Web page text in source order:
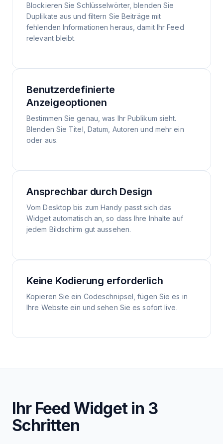
Blockieren Sie Schlüsselwörter, blenden Sie
Duplikate aus und filtern Sie Beiträge mit
fehlenden Informationen heraus, damit Ihr Feed
relevant bleibt.
Benutzerdefinierte
Anzeigeoptionen
Bestimmen Sie genau, was Ihr Publikum sieht.
Blenden Sie Titel, Datum, Autoren und mehr ein
oder aus.
Ansprechbar durch Design
Vom Desktop bis zum Handy passt sich das
Widget automatisch an, so dass Ihre Inhalte auf
jedem Bildschirm gut aussehen.
Keine Kodierung erforderlich
Kopieren Sie ein Codeschnipsel, fügen Sie es in
Ihre Website ein und sehen Sie es sofort live.
Ihr Feed Widget in 3
Schritten